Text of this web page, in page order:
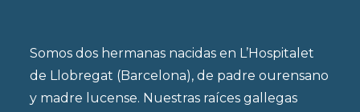
Somos dos hermanas nacidas en L’Hospitalet
de Llobregat (Barcelona), de padre ourensano
y madre lucense. Nuestras raíces gallegas